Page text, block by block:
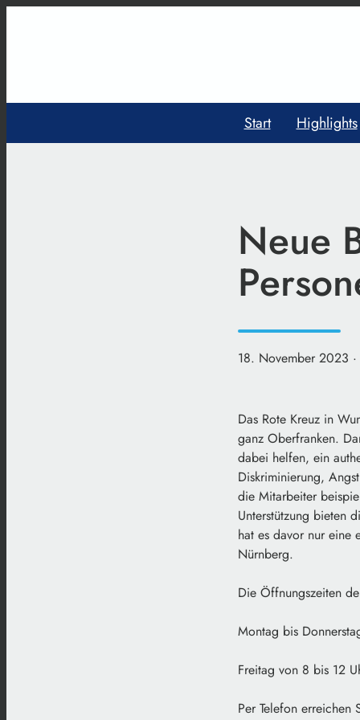
Start Highlights
Neue
18. November 2023
Das Rote Kreuz in
ganz Oberfranken.
dabei helfen, ein
Diskriminierung,
die Mitarbeiter
Unterstützung bieten
hat es davor nur eine
Nürnberg.
Die Öffnungszeiten
Montag bis
Freitag von 8 bis 12
Per Telefon